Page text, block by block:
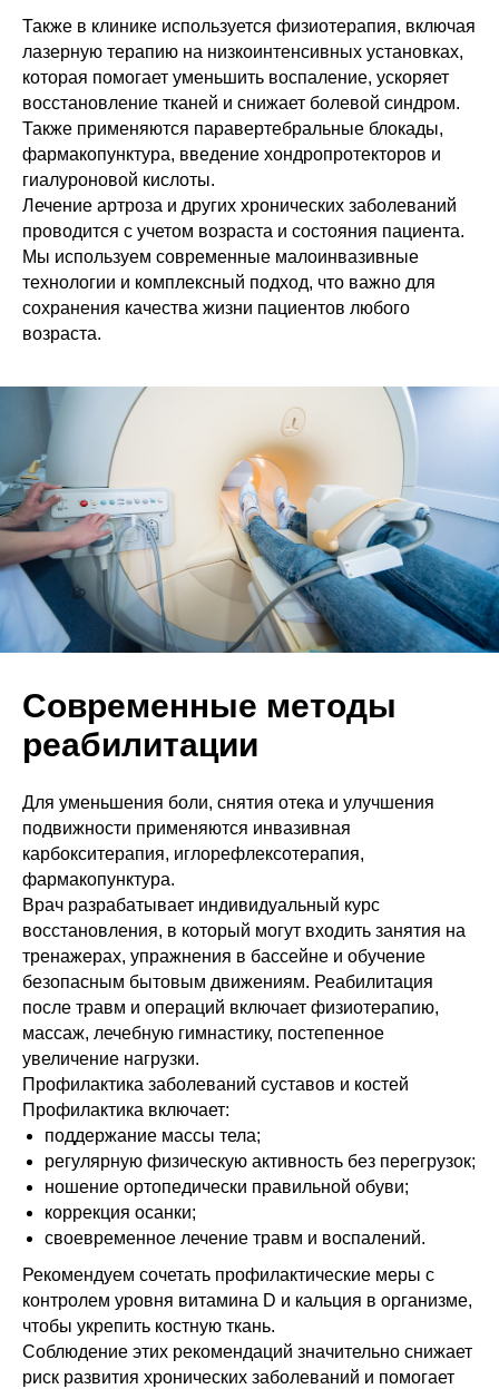
Также в клинике используется физиотерапия, включая
лазерную терапию на низкоинтенсивных установках,
которая помогает уменьшить воспаление, ускоряет
восстановление тканей и снижает болевой синдром.
Также применяются паравертебральные блокады,
фармакопунктура, введение хондропротекторов и
гиалуроновой кислоты.
Лечение артроза и других хронических заболеваний
проводится с учетом возраста и состояния пациента.
Мы используем современные малоинвазивные
технологии и комплексный подход, что важно для
сохранения качества жизни пациентов любого
возраста.
Современные методы
реабилитации
Для уменьшения боли, снятия отека и улучшения
подвижности применяются инвазивная
карбокситерапия, иглорефлексотерапия,
фармакопунктура.
Врач разрабатывает индивидуальный курс
восстановления, в который могут входить занятия на
тренажерах, упражнения в бассейне и обучение
безопасным бытовым движениям. Реабилитация
после травм и операций включает физиотерапию,
массаж, лечебную гимнастику, постепенное
увеличение нагрузки.
Профилактика заболеваний суставов и костей
Профилактика включает:
поддержание массы тела;
регулярную физическую активность без перегрузок;
ношение ортопедически правильной обуви;
коррекция осанки;
своевременное лечение травм и воспалений.
Рекомендуем сочетать профилактические меры с
контролем уровня витамина D и кальция в организме,
чтобы укрепить костную ткань.
Соблюдение этих рекомендаций значительно снижает
риск развития хронических заболеваний и помогает